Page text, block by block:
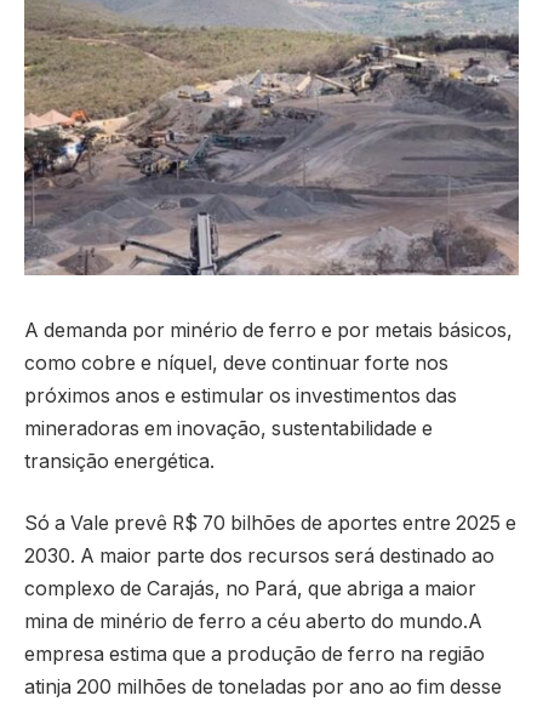
A demanda por minério de ferro e por metais básicos,
como cobre e níquel, deve continuar forte nos
próximos anos e estimular os investimentos das
mineradoras em inovação, sustentabilidade e
transição energética.
Só a Vale prevê R$ 70 bilhões de aportes entre 2025 e
2030. A maior parte dos recursos será destinado ao
complexo de Carajás, no Pará, que abriga a maior
mina de minério de ferro a céu aberto do mundo.A
empresa estima que a produção de ferro na região
atinja 200 milhões de toneladas por ano ao fim desse